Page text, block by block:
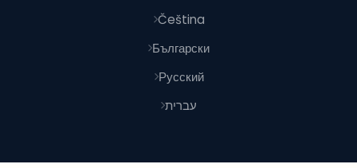
Čeština
Български
Русский
עברית